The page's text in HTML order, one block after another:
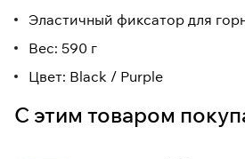
Эластичный фиксатор для
Вес: 590 г
Цвет: Black / Purple
С этим товаром